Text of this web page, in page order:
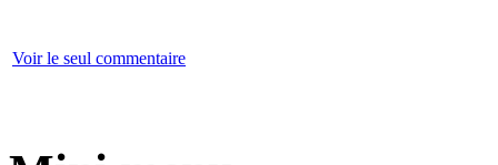
Voir le seul commentaire